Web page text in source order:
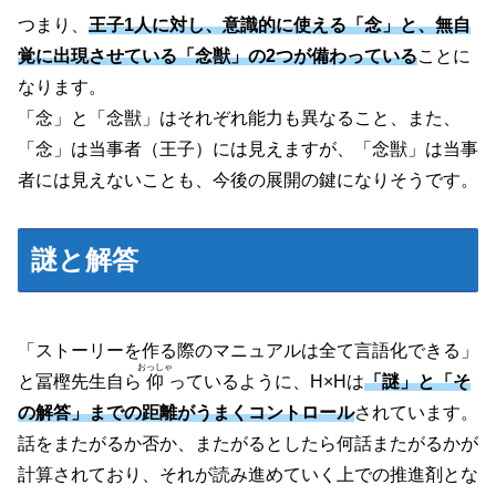
つまり、 王子1人に対し、意識的に使える「念」と、無自
覚に出現させている「念獣」の2つが備わっていることに
なります。
「念」と「念獣」はそれぞれ能力も異なること、また、
「念」は当事者 （王子） には見えますが、「念獣」は当事
者には見えないことも、今後の展開の鍵になりそうです。
謎と解答
「ストーリーを作る際のマニュアルは全て言語化できる」
と冨樫先生自ら 仰
おっしゃ
っているように、H×Hは「謎」と「そ
の解答」までの距離がうまくコントロールされています。
話をまたがるか否か、またがるとしたら何話またがるかが
計算されており、それが読み進めていく上での推進剤とな